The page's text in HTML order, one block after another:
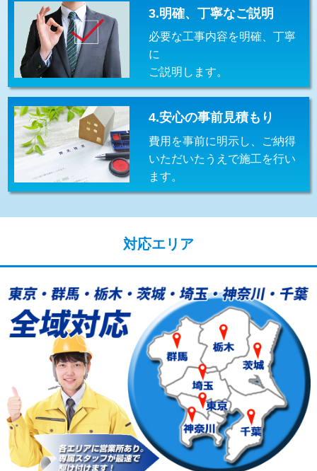
持込商品取付（単水栓） 13,200円
持込商品取付（混合水栓） 16,500円
持込商品取付（浄水器・分岐水栓） 16,500円
給水管工事※（バンド止め)
給水管工事※（支持金具設置) 5,500円
給水管工事※（保温材使用（バンド止
5,500円
用/3ｍまで)
給水管工事※（塩ビ管（VP・HI）使
用（追加）/3ｍ超え)
+8,800円
給水管工事※（ライニング鋼管・銅
管・ポリ管・HT管使用/3ｍまで)
44,000円
給水管工事※（ライニング鋼管・銅
管・ポリ管・HT管使用/3ｍ超え)
+8,800円
マス交換（土の掘削・埋め戻し作業） 11,000円~
3.明確、丁寧なご説明
必要な工事内容を明確、丁寧
に
ご説明します。
4.安心の事前見積もり
費用を事前に明示し、ご納得
いただいたうえで施工を行い
ます。
対応エリア